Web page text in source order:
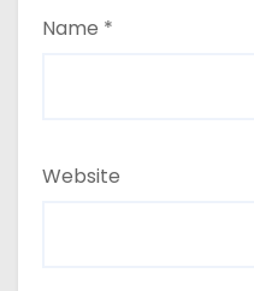
Name *
Website